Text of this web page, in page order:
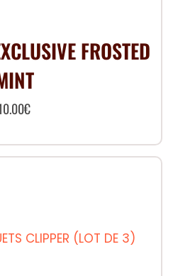
FROSTED
€